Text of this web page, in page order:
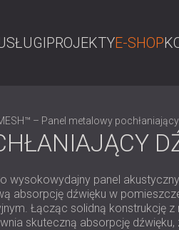
PROJEKTYE-SHOP
– Panel metalowy
wysokowydajny panel
absorpcję dźwięku w
Łącząc solidną konstrukcję
skuteczną absorpcję